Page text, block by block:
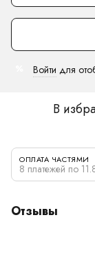
Войти для
В
ОПЛАТА ЧАСТЯМИ
8 платежей по
Отзывы